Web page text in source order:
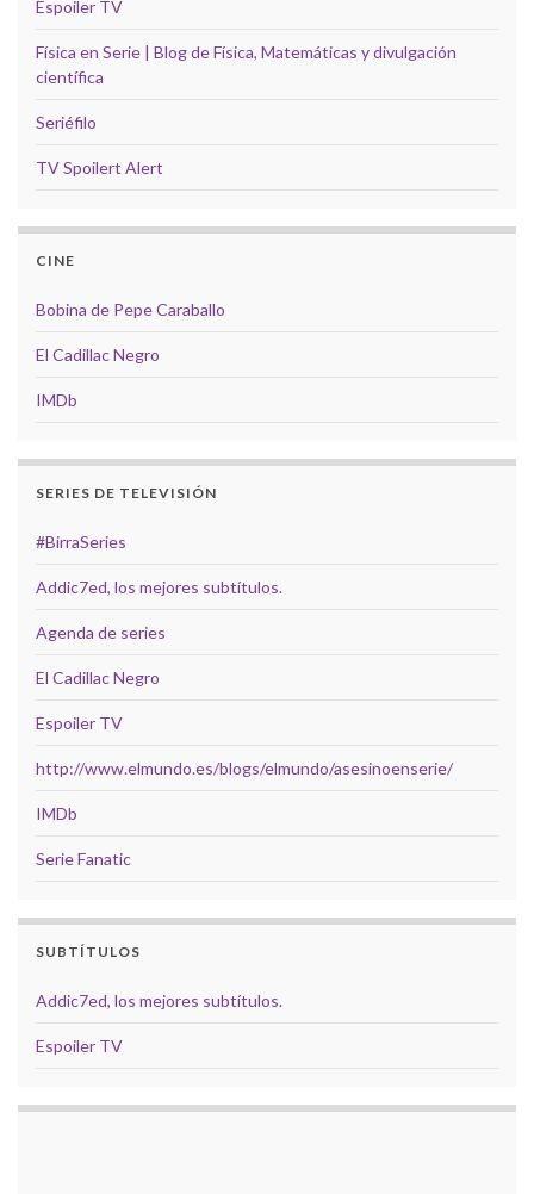
Espoiler TV
Física en Serie | Blog de Física, Matemáticas y divulgación
científica
Seriéfilo
TV Spoilert Alert
CINE
Bobina de Pepe Caraballo
El Cadillac Negro
IMDb
SERIES DE TELEVISIÓN
#BirraSeries
Addic7ed, los mejores subtítulos.
Agenda de series
El Cadillac Negro
Espoiler TV
http://www.elmundo.es/blogs/elmundo/asesinoenserie/
IMDb
Serie Fanatic
SUBTÍTULOS
Addic7ed, los mejores subtítulos.
Espoiler TV